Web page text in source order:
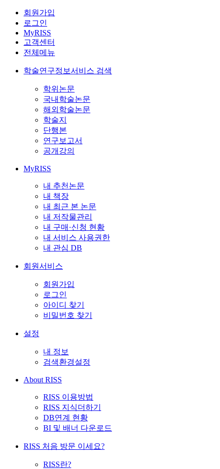
회원가입
로그인
MyRISS
고객센터
전체메뉴
학술연구정보서비스 검색
학위논문
국내학술논문
해외학술논문
학술지
단행본
연구보고서
공개강의
MyRISS
내 추천논문
내 책장
내 최근 본 논문
내 저작물관리
내 구매·신청 현황
내 서비스 사용권한
내 관심 DB
회원서비스
회원가입
로그인
아이디 찾기
비밀번호 찾기
설정
내 정보
검색환경설정
About RISS
RISS 이용방법
RISS 지식더하기
DB연계 현황
BI 및 배너 다운로드
RISS 처음 방문 이세요?
RISS란?